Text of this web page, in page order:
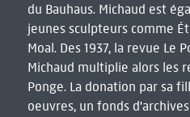
du Bauhaus. Michaud est
jeunes sculpteurs comme
Moal. Des 1937, la revue
Michaud multiplie alors les
Ponge. La donation par sa
oeuvres, un fonds